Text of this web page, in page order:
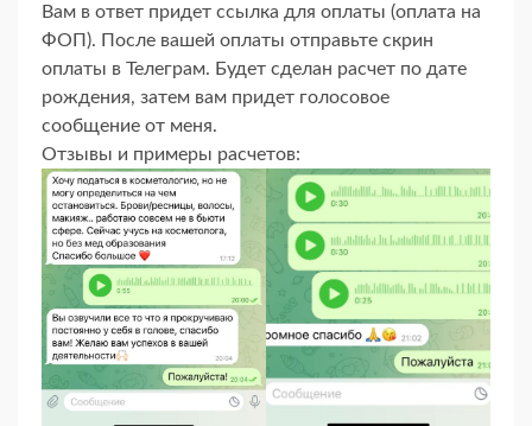
Вам в ответ придет ссылка для оплаты (оплата на
ФОП). После вашей оплаты отправьте скрин
оплаты в Телеграм. Будет сделан расчет по дате
рождения, затем вам придет голосовое
сообщение от меня.
Отзывы и примеры расчетов: